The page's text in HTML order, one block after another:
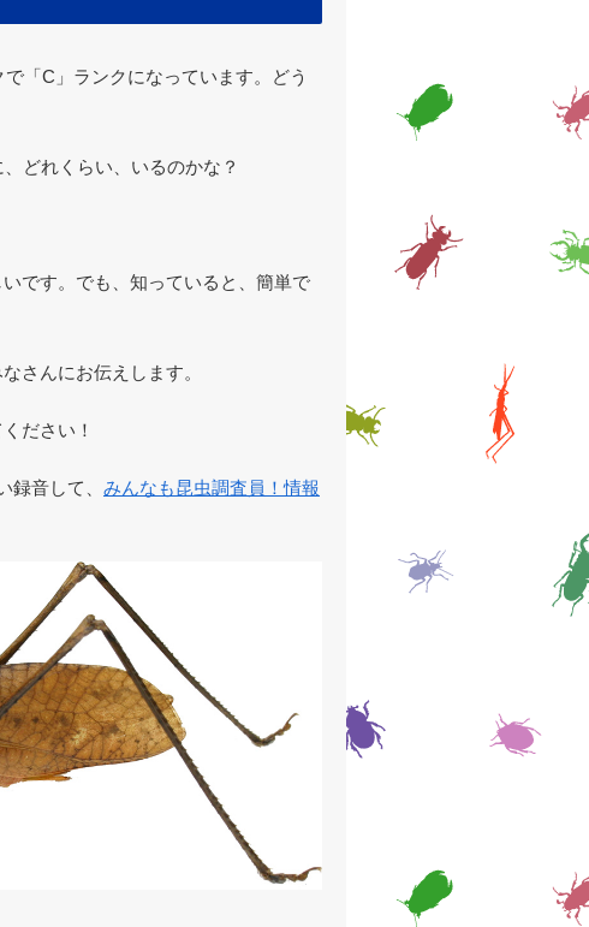
「C」ランクになっています。どう
どれくらい、いるのかな？
です。でも、知っていると、簡単で
さんにお伝えします。
ださい！
録音して、 みんなも昆虫調査員！情報